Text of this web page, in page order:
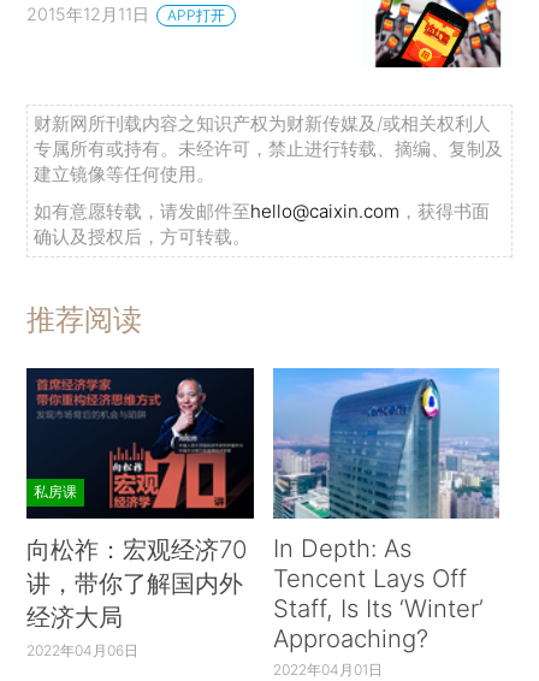
2015年12月11日 APP打开
财新网所刊载内容之知识产权为财新传媒及/或相关权利人
专属所有或持有。未经许可，禁止进行转载、摘编、复制及
建立镜像等任何使用。
如有意愿转载，请发邮件至hello@caixin.com ，获得书面
确认及授权后，方可转载。
推荐阅读
私房课
向松祚：宏观经济70
讲，带你了解国内外
经济大局
2022年04月06日
In Depth: As
Tencent Lays Off
Staff, Is Its ‘Winter’
Approaching?
2022年04月01日